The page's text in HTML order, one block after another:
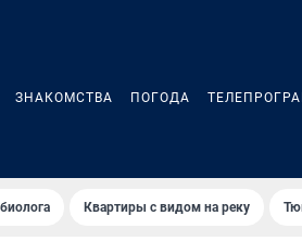
ЗНАКОМСТВА ПОГОДА
Квартиры с видом на реку